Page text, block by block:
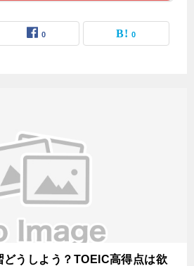
0 0
どうしよう？TOEIC高得点は欲